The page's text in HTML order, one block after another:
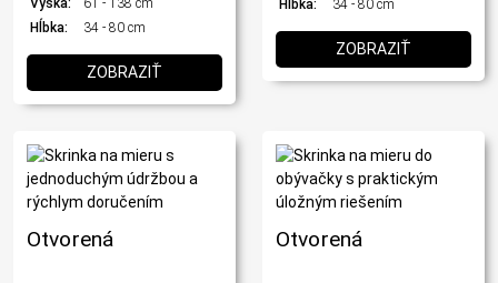
Výška:
61 - 138 cm
Hĺbka:
34 - 80 cm
ZOBRAZIŤ
Hĺbka:
34 - 80 cm
ZOBRAZIŤ
Otvorená Otvorená